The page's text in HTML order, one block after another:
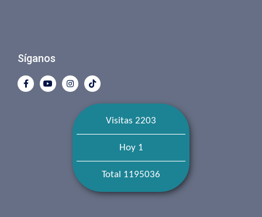
Síganos
Visitas 2203
Hoy 1
Total 1195036